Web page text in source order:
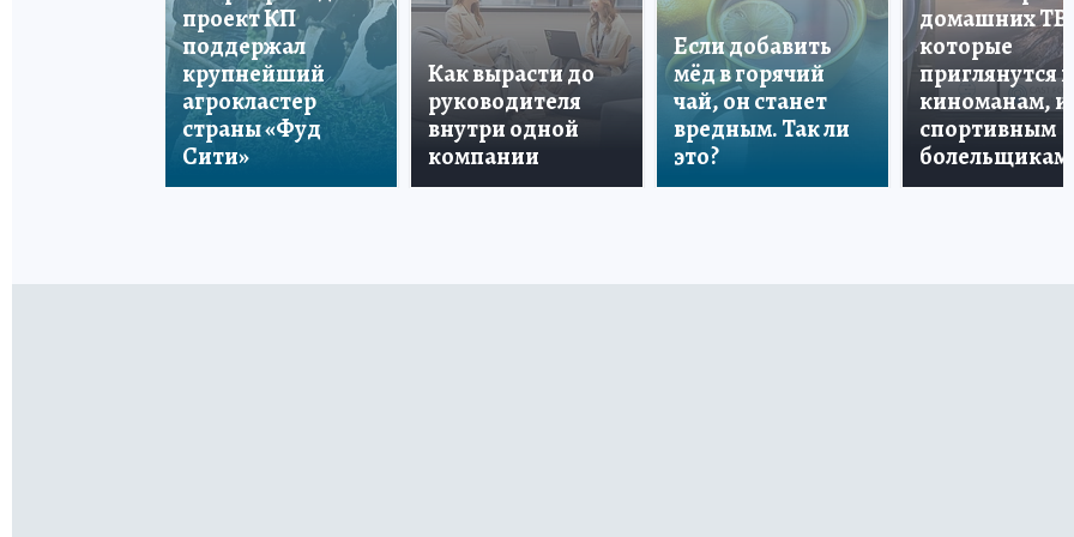
проект КП
поддержал
крупнейший
агрокластер
страны «Фуд
Сити»
Как вырасти до
руководителя
внутри одной
компании
Если добавить
мёд в горячий
чай, он станет
вредным. Так ли
это?
домашних ТВ,
которые
приглянутся и
киноманам, и
спортивным
болельщикам